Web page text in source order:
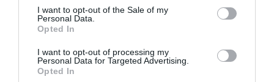
I want to opt-out of the Sale of my
Personal Data.
Opted In
I want to opt-out of processing my
Personal Data for Targeted Advertising.
Opted In